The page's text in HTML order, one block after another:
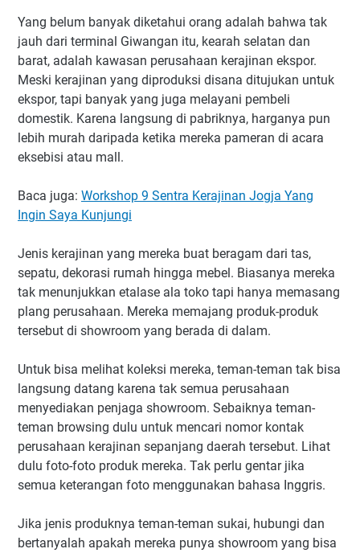
Yang belum banyak diketahui orang adalah bahwa tak
jauh dari terminal Giwangan itu, kearah selatan dan
barat, adalah kawasan perusahaan kerajinan ekspor.
Meski kerajinan yang diproduksi disana ditujukan untuk
ekspor, tapi banyak yang juga melayani pembeli
domestik. Karena langsung di pabriknya, harganya pun
lebih murah daripada ketika mereka pameran di acara
eksebisi atau mall.
Baca juga: Workshop 9 Sentra Kerajinan Jogja Yang
Ingin Saya Kunjungi
Jenis kerajinan yang mereka buat beragam dari tas,
sepatu, dekorasi rumah hingga mebel. Biasanya mereka
tak menunjukkan etalase ala toko tapi hanya memasang
plang perusahaan. Mereka memajang produk-produk
tersebut di showroom yang berada di dalam.
Untuk bisa melihat koleksi mereka, teman-teman tak bisa
langsung datang karena tak semua perusahaan
menyediakan penjaga showroom. Sebaiknya teman-
teman browsing dulu untuk mencari nomor kontak
perusahaan kerajinan sepanjang daerah tersebut. Lihat
dulu foto-foto produk mereka. Tak perlu gentar jika
semua keterangan foto menggunakan bahasa Inggris.
Jika jenis produknya teman-teman sukai, hubungi dan
bertanyalah apakah mereka punya showroom yang bisa